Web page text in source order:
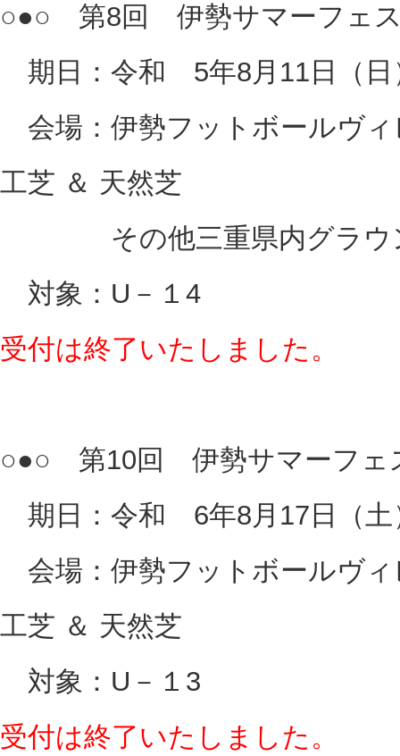
○●○ 第8回 伊勢サマーフェス
期日：令和 5年8月11日（日
会場：伊勢フットボールヴ
工芝 ＆ 天然芝
その他三重県内グラウン
対象：U－１4
受付は終了いたしました。
○●○ 第10回 伊勢サマーフェ
期日：令和 6年8月17日（土
会場：伊勢フットボールヴ
工芝 ＆ 天然芝
対象：U－１3
受付は終了いたしました。